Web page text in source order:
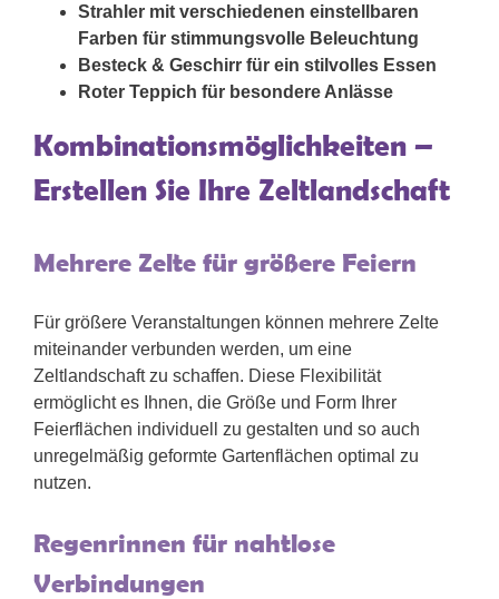
Strahler mit verschiedenen einstellbaren
Farben für stimmungsvolle Beleuchtung
Besteck & Geschirr für ein stilvolles Essen
Roter Teppich für besondere Anlässe
Kombinationsmöglichkeiten –
Erstellen Sie Ihre Zeltlandschaft
Mehrere Zelte für größere Feiern
Für größere Veranstaltungen können mehrere Zelte
miteinander verbunden werden, um eine
Zeltlandschaft zu schaffen. Diese Flexibilität
ermöglicht es Ihnen, die Größe und Form Ihrer
Feierflächen individuell zu gestalten und so auch
unregelmäßig geformte Gartenflächen optimal zu
nutzen.
Regenrinnen für nahtlose
Verbindungen